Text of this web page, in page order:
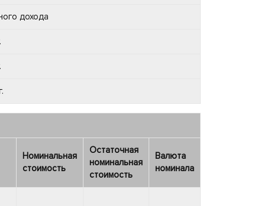
дохода
Номинальная
стоимость
Остаточная
номинальная
стоимость
Валюта
номинала